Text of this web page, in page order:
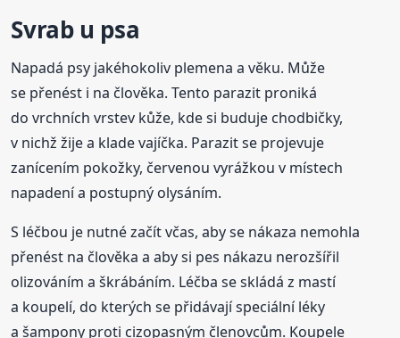
Svrab u psa
Napadá psy jakéhokoliv plemena a věku. Může
se přenést i na člověka. Tento parazit proniká
do vrchních vrstev kůže, kde si buduje chodbičky,
v nichž žije a klade vajíčka. Parazit se projevuje
zanícením pokožky, červenou vyrážkou v místech
napadení a postupný olysáním.
S léčbou je nutné začít včas, aby se nákaza nemohla
přenést na člověka a aby si pes nákazu nerozšířil
olizováním a škrábáním. Léčba se skládá z mastí
a koupelí, do kterých se přidávají speciální léky
a šampony proti cizopasným členovcům. Koupele